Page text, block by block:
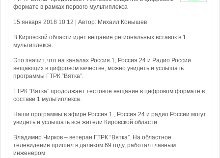
формате в рамках первого мультиплекса
15 января 2018 10:12 | Автор: Михаил Конышев
В Кировской области идет вещание региональных вставок в 1
мультиплексе.
Это значит, что на каналах Россия 1, Россия 24 и Радио России
вещающих в цифровом качестве, можно увидеть и услышать
программы ГТРК “Вятка”.
ГТРК “Вятка” продолжает тестовое вещание в цифровом формате в
составе 1 мультиплекса.
Наши программы в эфире Россия 1 , Россия 24 и радио России могут
увидеть и услышать все жители Кировской области.
Владимир Чирков – ветеран ГТРК “Вятка”. На областное
телевидение пришел в далеком 69 году, работал главным
инженером.